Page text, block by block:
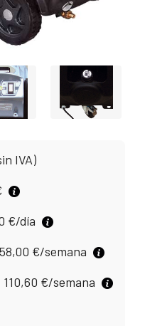
IVA)
€/día
€/semana
110,60 €/semana